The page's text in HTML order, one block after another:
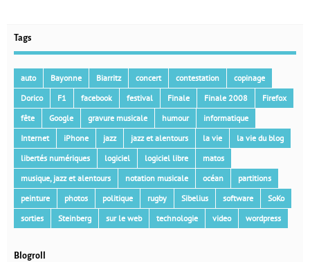
Tags
auto Bayonne Biarritz concert contestation
copinage
Dorico
F1 facebook festival Finale Finale 2008
Firefox
fête
Google gravure musicale humour
informatique
Internet
iPhone jazz jazz et alentours la vie
la vie du blog
libertés numériques
logiciel logiciel libre
matos
musique, jazz et alentours
notation musicale océan
partitions
peinture
photos politique rugby Sibelius software
SoKo
sorties
Steinberg sur le web technologie video wordpress
Blogroll